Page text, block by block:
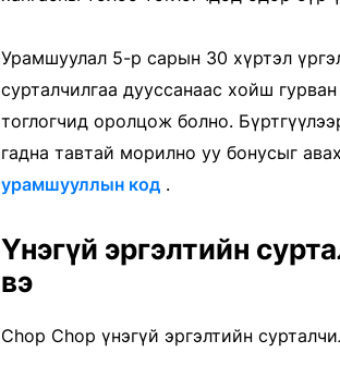
Урамшуулал 5-р сарын 30 хүртэл
сурталчилгаа дууссанаас хойш
тоглогчид оролцож болно.
гадна тавтай морилно уу бонусыг
урамшууллын код .
Үнэгүй эргэлтийн
вэ
Chop Chop үнэгүй эргэлтийн